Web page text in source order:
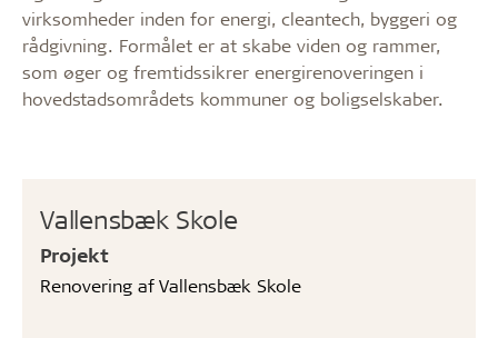
Vallensbæk Skole
Projekt
Renovering af Vallensbæk Skole
virksom­heder inden for energi, cleantech, byggeri og
rådgivning. ­Formålet er at skabe viden og rammer,
som øger og ­fremtidssikrer energirenoveringen i
hovedstads­områdets kommuner og boligselskaber.